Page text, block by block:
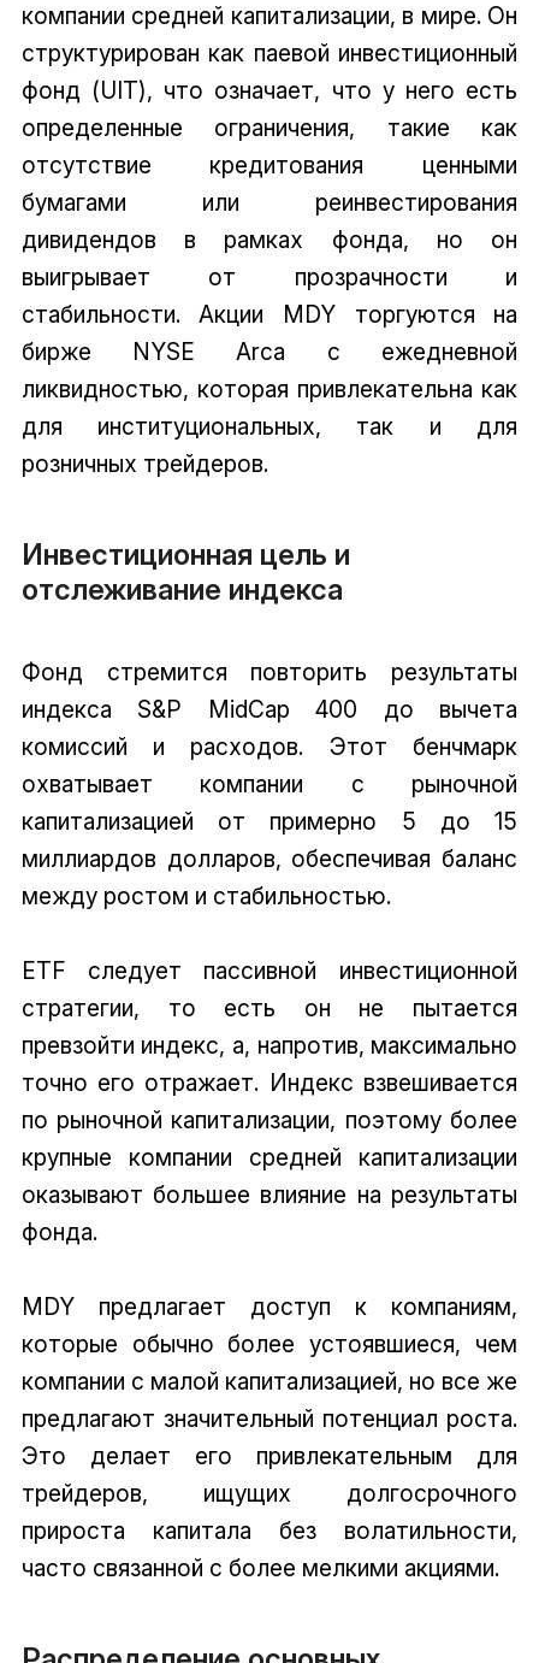
компании средней капитализации, в мире. Он
структурирован как паевой инвестиционный
фонд (UIT), что означает, что у него есть
определенные ограничения, такие как
отсутствие кредитования ценными
бумагами или реинвестирования
дивидендов в рамках фонда, но он
выигрывает от прозрачности и
стабильности. Акции MDY торгуются на
бирже NYSE Arca с ежедневной
ликвидностью, которая привлекательна как
для институциональных, так и для
розничных трейдеров.
Инвестиционная цель и
отслеживание индекса
Фонд стремится повторить результаты
индекса S&P MidCap 400 до вычета
комиссий и расходов. Этот бенчмарк
охватывает компании с рыночной
капитализацией от примерно 5 до 15
миллиардов долларов, обеспечивая баланс
между ростом и стабильностью.
ETF следует пассивной инвестиционной
стратегии, то есть он не пытается
превзойти индекс, а, напротив, максимально
точно его отражает. Индекс взвешивается
по рыночной капитализации, поэтому более
крупные компании средней капитализации
оказывают большее влияние на результаты
фонда.
MDY предлагает доступ к компаниям,
которые обычно более устоявшиеся, чем
компании с малой капитализацией, но все же
предлагают значительный потенциал роста.
Это делает его привлекательным для
трейдеров, ищущих долгосрочного
прироста капитала без волатильности,
часто связанной с более мелкими акциями.